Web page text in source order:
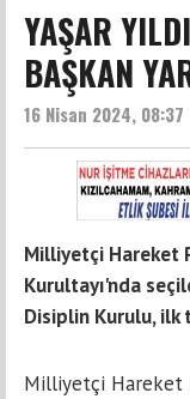
YAŞAR
BAŞKAN
16 Nisan 2024, 08:37
Milliyetçi Hareket
Kurultayı'nda
Disiplin Kurulu, ilk
Milliyetçi Hareket